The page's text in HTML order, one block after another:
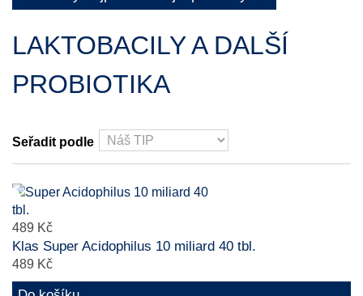
LAKTOBACILY A DALŠÍ
PROBIOTIKA
Seřadit podle
489 Kč
Klas Super Acidophilus 10 miliard 40 tbl.
489 Kč